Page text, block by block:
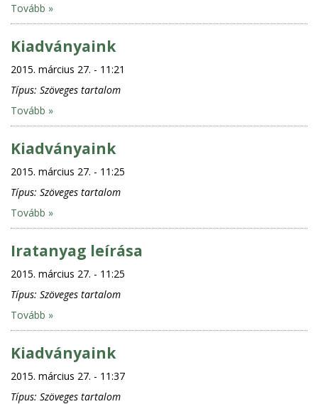
Tovább »
Kiadványaink
2015. március 27. - 11:21
Típus: Szöveges tartalom
Tovább »
Kiadványaink
2015. március 27. - 11:25
Típus: Szöveges tartalom
Tovább »
Iratanyag leírása
2015. március 27. - 11:25
Típus: Szöveges tartalom
Tovább »
Kiadványaink
2015. március 27. - 11:37
Típus: Szöveges tartalom